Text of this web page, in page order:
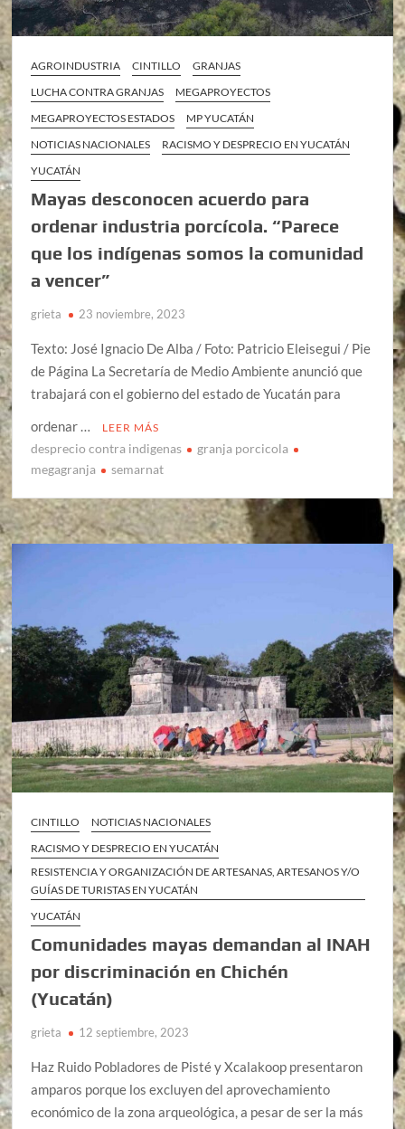
AGROINDUSTRIA CINTILLO
GRANJAS
LUCHA CONTRA GRANJAS
MEGAPROYECTOS
MEGAPROYECTOS ESTADOS
MP YUCATÁN
NOTICIAS NACIONALES
RACISMO Y DESPRECIO EN YUCATÁN
YUCATÁN
Mayas desconocen acuerdo para
ordenar industria porcícola. “Parece
que los indígenas somos la comunidad
a vencer”
grieta 23 noviembre, 2023
Texto: José Ignacio De Alba / Foto: Patricio Eleisegui / Pie
de Página La Secretaría de Medio Ambiente anunció que
trabajará con el gobierno del estado de Yucatán para
ordenar …
LEER MÁS
desprecio contra indigenas
granja porcicola
megagranja
semarnat
CINTILLO
NOTICIAS NACIONALES
RACISMO Y DESPRECIO EN YUCATÁN
RESISTENCIA Y ORGANIZACIÓN DE ARTESANAS, ARTESANOS Y/O
GUÍAS DE TURISTAS EN YUCATÁN
YUCATÁN
Comunidades mayas demandan al INAH
por discriminación en Chichén
(Yucatán)
grieta 12 septiembre, 2023
Haz Ruido Pobladores de Pisté y Xcalakoop presentaron
amparos porque los excluyen del aprovechamiento
económico de la zona arqueológica, a pesar de ser la más